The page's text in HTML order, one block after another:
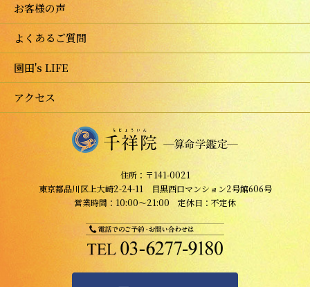
お客様の声
よくあるご質問
園田's LIFE
アクセス
住所：〒141-0021
東京都品川区上大崎2-24-11 目黒西口マンション2号館606号
営業時間：10:00～21:00 定休日：不定休